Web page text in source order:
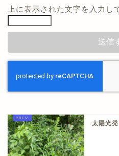
上に表示された文字を入力し
太陽光